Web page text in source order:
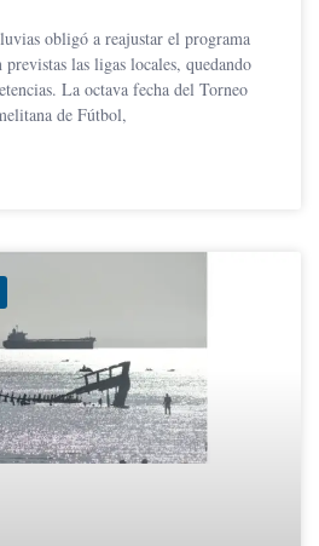
obligó a reajustar el programa
las ligas locales, quedando
La octava fecha del Torneo
de Fútbol,